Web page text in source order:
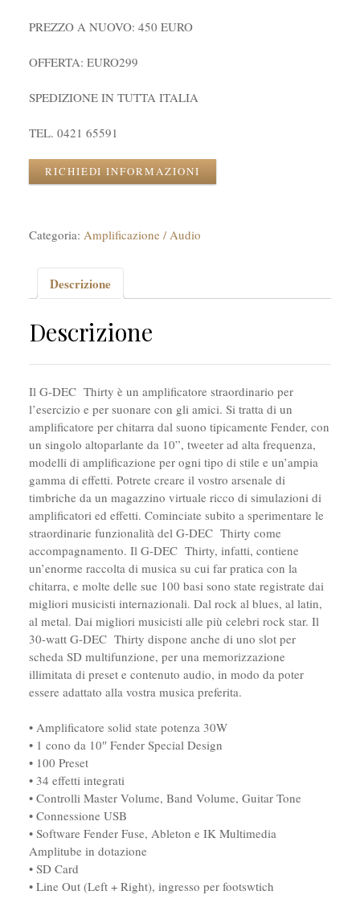
PREZZO A NUOVO: 450 EURO
OFFERTA: EURO299
SPEDIZIONE IN TUTTA ITALIA
TEL. 0421 65591
RICHIEDI INFORMAZIONI
Categoria: Amplificazione / Audio
Descrizione
Descrizione
Il G-DEC Thirty è un amplificatore straordinario per
l’esercizio e per suonare con gli amici. Si tratta di un
amplificatore per chitarra dal suono tipicamente Fender, con
un singolo altoparlante da 10”, tweeter ad alta frequenza,
modelli di amplificazione per ogni tipo di stile e un’ampia
gamma di effetti. Potrete creare il vostro arsenale di
timbriche da un magazzino virtuale ricco di simulazioni di
amplificatori ed effetti. Cominciate subito a sperimentare le
straordinarie funzionalità del G-DEC Thirty come
accompagnamento. Il G-DEC Thirty, infatti, contiene
un’enorme raccolta di musica su cui far pratica con la
chitarra, e molte delle sue 100 basi sono state registrate dai
migliori musicisti internazionali. Dal rock al blues, al latin,
al metal. Dai migliori musicisti alle più celebri rock star. Il
30-watt G-DEC Thirty dispone anche di uno slot per
scheda SD multifunzione, per una memorizzazione
illimitata di preset e contenuto audio, in modo da poter
essere adattato alla vostra musica preferita.
• Amplificatore solid state potenza 30W
• 1 cono da 10″ Fender Special Design
• 100 Preset
• 34 effetti integrati
• Controlli Master Volume, Band Volume, Guitar Tone
• Connessione USB
• Software Fender Fuse, Ableton e IK Multimedia
Amplitube in dotazione
• SD Card
• Line Out (Left + Right), ingresso per footswtich